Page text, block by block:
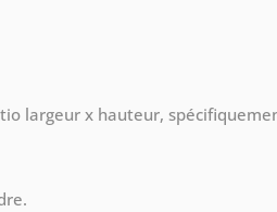
largeur x hauteur,